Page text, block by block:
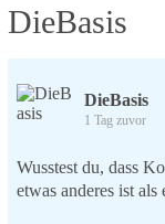
DieBasis
DieBasis
1 Tag zuvor
Wusstest du, dass
etwas anderes ist